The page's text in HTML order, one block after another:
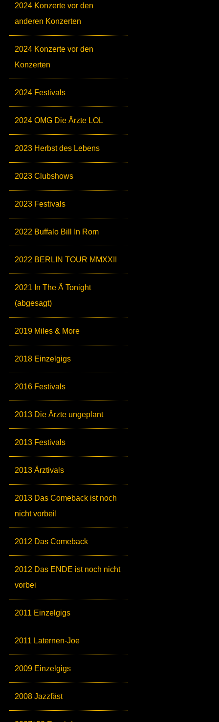
2024 Konzerte vor den
anderen Konzerten
2024 Konzerte vor den
Konzerten
2024 Festivals
2024 OMG Die Ärzte LOL
2023 Herbst des Lebens
2023 Clubshows
2023 Festivals
2022 Buffalo Bill In Rom
2022 BERLIN TOUR MMXXII
2021 In The Ä Tonight
(abgesagt)
2019 Miles & More
2018 Einzelgigs
2016 Festivals
2013 Die Ärzte ungeplant
2013 Festivals
2013 Ärztivals
2013 Das Comeback ist noch
nicht vorbei!
2012 Das Comeback
2012 Das ENDE ist noch nicht
vorbei
2011 Einzelgigs
2011 Laternen-Joe
2009 Einzelgigs
2008 Jazzfäst